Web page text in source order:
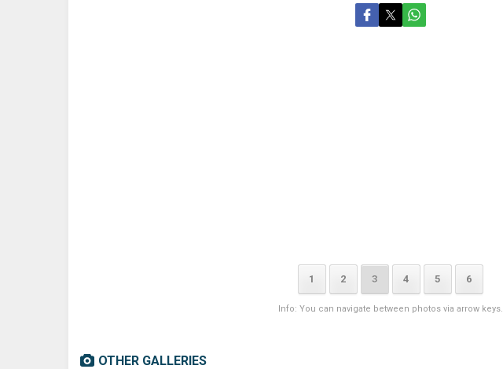
1 2 3 4 5 6
Info: You can navigate between photos via arrow keys.
OTHER GALLERIES